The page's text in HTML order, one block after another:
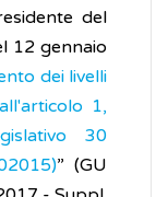
del
12 gennaio
dei livelli
1,
30
” (GU